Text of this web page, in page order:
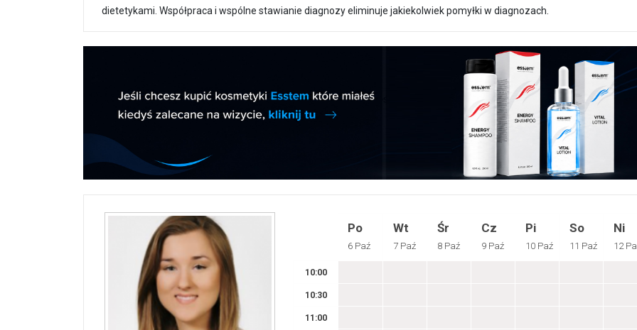
dietetykami. Współpraca i wspólne stawianie diagnozy eliminuje jakiekolwiek pomyłki w diagnozach.
Po
6 Paź
Wt
7 Paź
Śr
8 Paź
Cz
9 Paź
Pi
10 Paź
So
11 Paź
Ni
12
10:00
10:30
11:00